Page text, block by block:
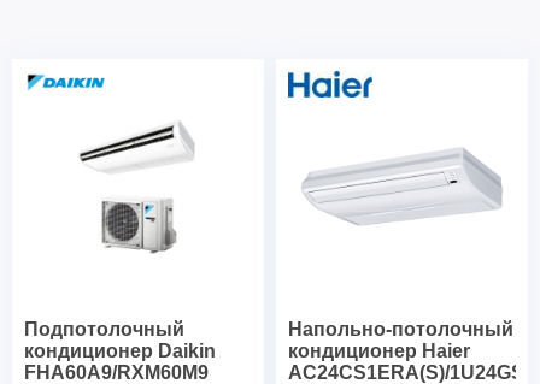
Подпотолочный
кондиционер Daikin
FHA60A9/RXM60M9
Напольно-потолочный
кондиционер Haier
AC24CS1ERA(S)/